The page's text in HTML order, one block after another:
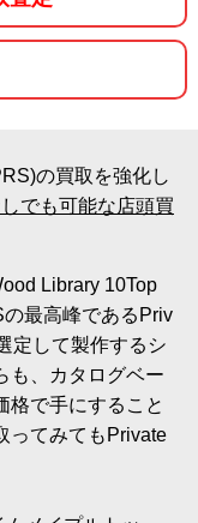
の買取を強化し
でも可能な店頭買
Library 10Top
最高峰であるPriv
定して製作するシ
も、カタログベー
格で手にすること
ってみてもPrivate